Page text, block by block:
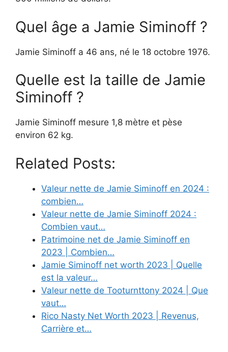
Quel âge a Jamie Siminoff ?
Jamie Siminoff a 46 ans, né le 18 octobre 1976.
Quelle est la taille de Jamie
Siminoff ?
Jamie Siminoff mesure 1,8 mètre et pèse
environ 62 kg.
Related Posts:
Valeur nette de Jamie Siminoff en 2024 :
combien…
Valeur nette de Jamie Siminoff 2024 :
Combien vaut…
Patrimoine net de Jamie Siminoff en
2023 | Combien…
Jamie Siminoff net worth 2023 | Quelle
est la valeur…
Valeur nette de Tooturnttony 2024 | Que
vaut…
Rico Nasty Net Worth 2023 | Revenus,
Carrière et…